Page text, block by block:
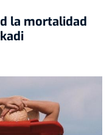
la mortalidad